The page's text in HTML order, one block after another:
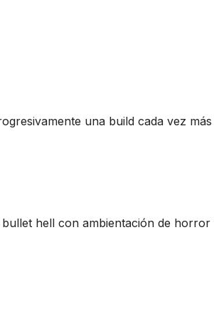
una build cada vez más
hell con ambientación de horror